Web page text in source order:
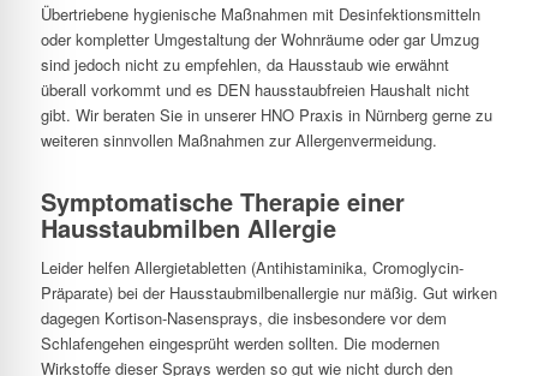
Übertriebene hygienische Maßnahmen mit Desinfektionsmitteln
oder kompletter Umgestaltung der Wohnräume oder gar Umzug
sind jedoch nicht zu empfehlen, da Hausstaub wie erwähnt
überall vorkommt und es DEN hausstaubfreien Haushalt nicht
gibt. Wir beraten Sie in unserer HNO Praxis in Nürnberg gerne zu
weiteren sinnvollen Maßnahmen zur Allergenvermeidung.
Symptomatische Therapie einer
Hausstaubmilben Allergie
Leider helfen Allergietabletten (Antihistaminika, Cromoglycin-
Präparate) bei der Hausstaubmilbenallergie nur mäßig. Gut wirken
dagegen Kortison-Nasensprays, die insbesondere vor dem
Schlafengehen eingesprüht werden sollten. Die modernen
Wirkstoffe dieser Sprays werden so gut wie nicht durch den